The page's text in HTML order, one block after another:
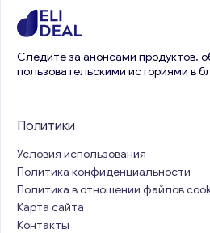
Следите за анонсами продуктов,
пользовательскими историями в
Политики
Условия использования
Политика конфиденциальности
Политика в отношении файлов
Карта сайта
Контакты